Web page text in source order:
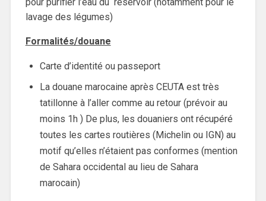
lavage des légumes)
Formalités/douane
Carte d’identité ou passeport
La douane marocaine après CEUTA est très
tatillonne à l’aller comme au retour (prévoir au
moins 1h ) De plus, les douaniers ont récupéré
toutes les cartes routières (Michelin ou IGN) au
motif qu’elles n’étaient pas conformes (mention
de Sahara occidental au lieu de Sahara
marocain)